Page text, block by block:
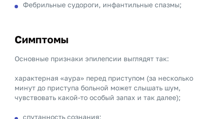
Фебрильные судороги, инфантильные спазмы;
Симптомы
Основные признаки эпилепсии выглядят так:
характерная «аура» перед приступом (за несколько
минут до приступа больной может слышать шум,
чувствовать какой-то особый запах и так далее);
спутанность сознания;